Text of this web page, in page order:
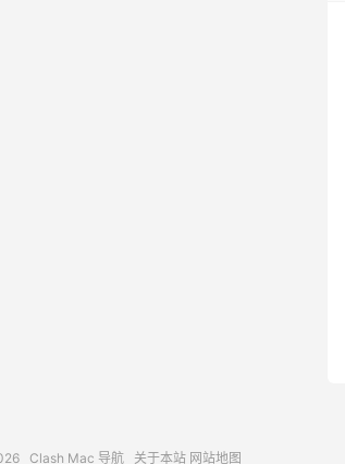
Clash Mac 导航 关于本站 网站地图